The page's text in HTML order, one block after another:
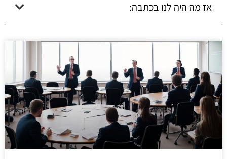
אז מה היה לנו בכתבה: